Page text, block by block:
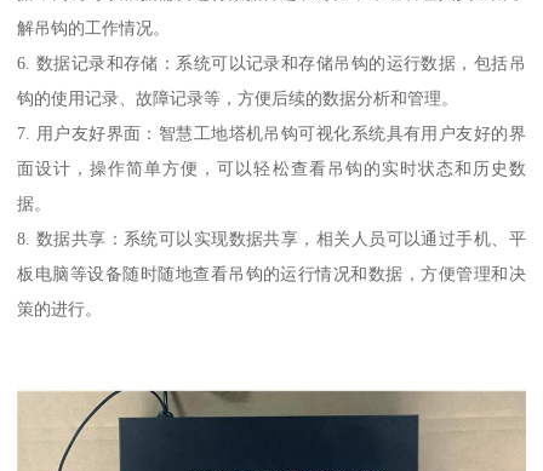
解吊钩的工作情况。
6. 数据记录和存储：系统可以记录和存储吊钩的运行数据，包括吊
钩的使用记录、故障记录等，方便后续的数据分析和管理。
7. 用户友好界面：智慧工地塔机吊钩可视化系统具有用户友好的界
面设计，操作简单方便，可以轻松查看吊钩的实时状态和历史数
据。
8. 数据共享：系统可以实现数据共享，相关人员可以通过手机、平
板电脑等设备随时随地查看吊钩的运行情况和数据，方便管理和决
策的进行。